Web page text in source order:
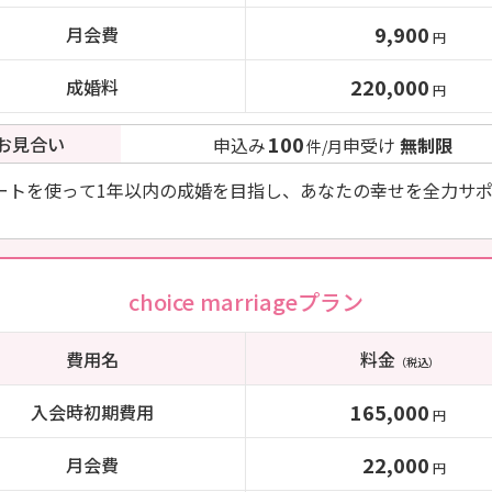
月会費 9,900 円
成婚料 220,000 円
見合い 申込み100件/月申受け 無制限
トを使って1年以内の成婚を目指し、あなたの幸せを全力サ
choice marriageプラン
費用名 料金（税込）
入会時初期費用 165,000 円
月会費 22,000 円